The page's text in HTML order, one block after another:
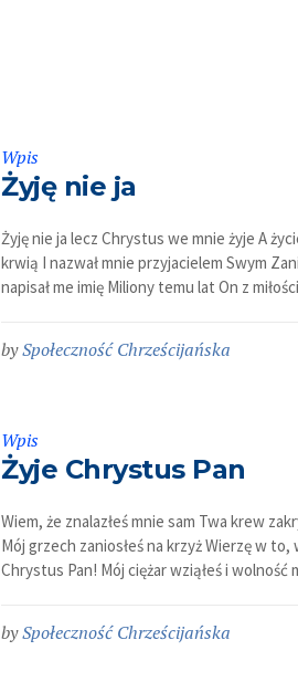
Wpis
Żyję nie ja
Żyję nie ja lecz Chrystus we mnie żyje A
krwią I nazwał mnie przyjacielem Swym
napisał me imię Miliony temu lat On z
bySpołeczność Chrześcijańska
Wpis
Żyje Chrystus Pan
Wiem, że znalazłeś mnie sam Twa krew
Mój grzech zaniosłeś na krzyż Wierzę w
Chrystus Pan! Mój ciężar wziąłeś i wolność
bySpołeczność Chrześcijańska